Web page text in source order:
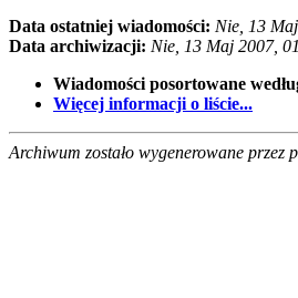
Data ostatniej wiadomości: Nie, 13
Data archiwizacji: Nie, 13 Maj 2007,
Wiadomości posortowane
Więcej informacji o liście...
Archiwum zostało wygenerowane